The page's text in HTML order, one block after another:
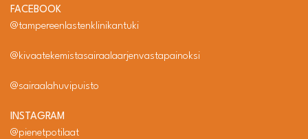
FACEBOOK
@tampereenlastenklinikantuki
@kivaatekemistasairaalaarjenvastapainoksi
@sairaalahuvipuisto
INSTAGRAM
@pienetpotilaat